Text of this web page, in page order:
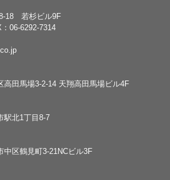
18 若杉ビル9F
06-6292-7314
田馬場3-2-14 天翔高田馬場ビル4F
駅北1丁目8-7
区鶴見町3-21NCビル3F